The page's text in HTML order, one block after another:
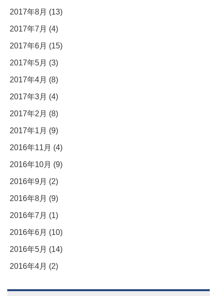
2017年8月 (13)
2017年7月 (4)
2017年6月 (15)
2017年5月 (3)
2017年4月 (8)
2017年3月 (4)
2017年2月 (8)
2017年1月 (9)
2016年11月 (4)
2016年10月 (9)
2016年9月 (2)
2016年8月 (9)
2016年7月 (1)
2016年6月 (10)
2016年5月 (14)
2016年4月 (2)